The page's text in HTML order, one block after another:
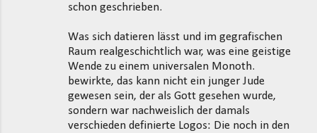
schon geschrieben.
Was sich datieren lässt und im gegrafischen
Raum realgeschichtlich war, was eine geistige
Wende zu einem universalen Monoth.
bewirkte, das kann nicht ein junger Jude
gewesen sein, der als Gott gesehen wurde,
sondern war nachweislich der damals
verschieden definierte Logos: Die noch in den